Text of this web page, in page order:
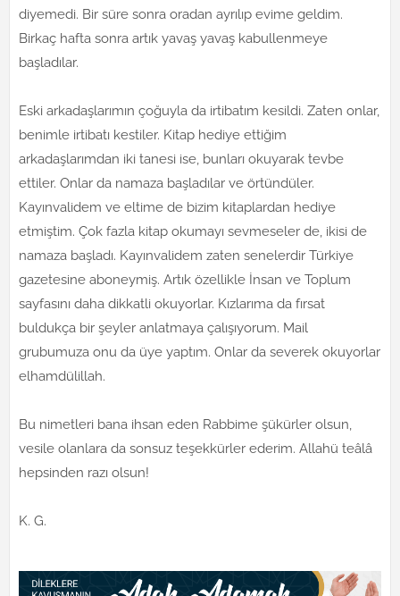
diyemedi. Bir süre sonra oradan ayrılıp evime geldim.
Birkaç hafta sonra artık yavaş yavaş kabullenmeye
başladılar.
Eski arkadaşlarımın çoğuyla da irtibatım kesildi. Zaten onlar,
benimle irtibatı kestiler. Kitap hediye ettiğim
arkadaşlarımdan iki tanesi ise, bunları okuyarak tevbe
ettiler. Onlar da namaza başladılar ve örtündüler.
Kayınvalidem ve eltime de bizim kitaplardan hediye
etmiştim. Çok fazla kitap okumayı sevmeseler de, ikisi de
namaza başladı. Kayınvalidem zaten senelerdir Türkiye
gazetesine aboneymiş. Artık özellikle İnsan ve Toplum
sayfasını daha dikkatli okuyorlar. Kızlarıma da fırsat
buldukça bir şeyler anlatmaya çalışıyorum. Mail
grubumuza onu da üye yaptım. Onlar da severek okuyorlar
elhamdülillah.
Bu nimetleri bana ihsan eden Rabbime şükürler olsun,
vesile olanlara da sonsuz teşekkürler ederim. Allahü teâlâ
hepsinden razı olsun!
K. G.